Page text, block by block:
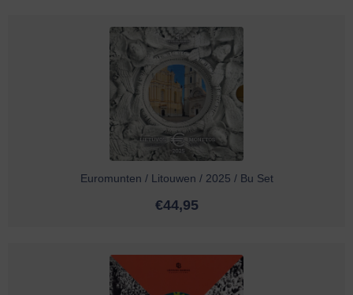
Euromunten / Litouwen / 2025 / Bu Set
€44,95